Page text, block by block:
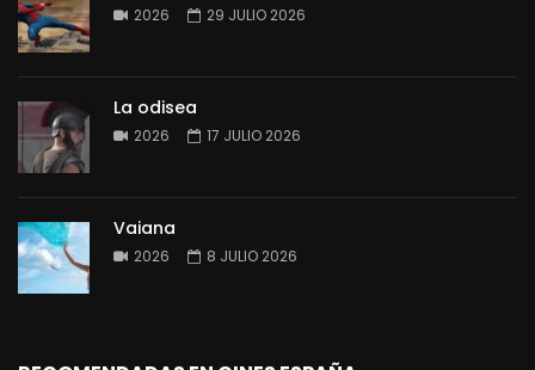
2026 29 JULIO 2026
La odisea
2026 17 JULIO 2026
Vaiana
2026 8 JULIO 2026